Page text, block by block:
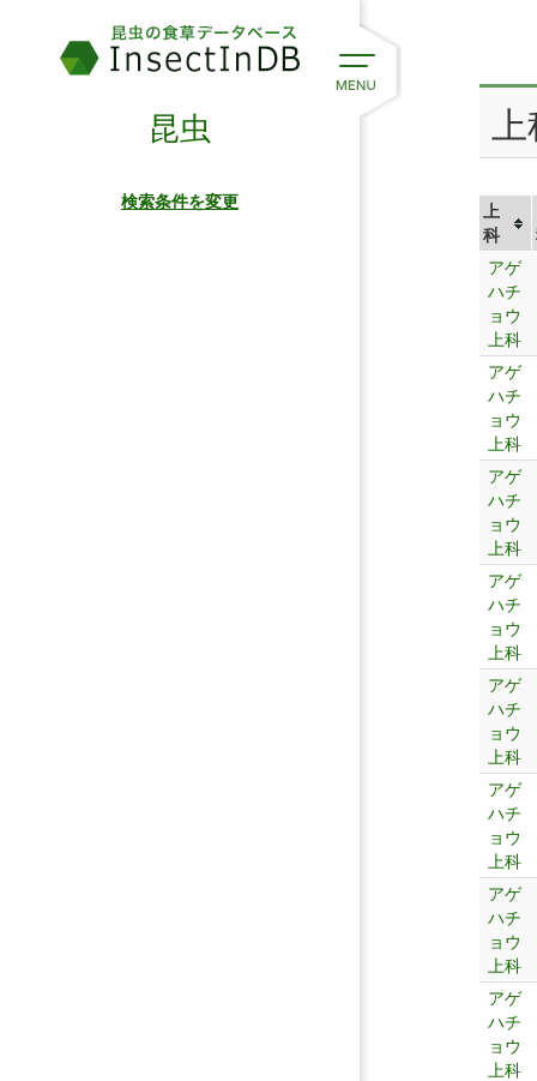
上
科
アゲ
ハチ
ョウ
上科
アゲ
ハチ
ョウ
上科
アゲ
ハチ
ョウ
上科
アゲ
ハチ
ョウ
上科
アゲ
ハチ
ョウ
上科
アゲ
ハチ
ョウ
上科
アゲ
ハチ
ョウ
上科
アゲ
ハチ
ョウ
上科
昆虫
検索条件を変更